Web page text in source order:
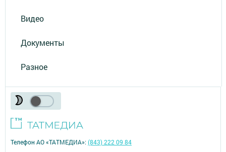
Видео
Документы
Разное
Телефон АО «ТАТМЕДИА»:(843) 222 09 84